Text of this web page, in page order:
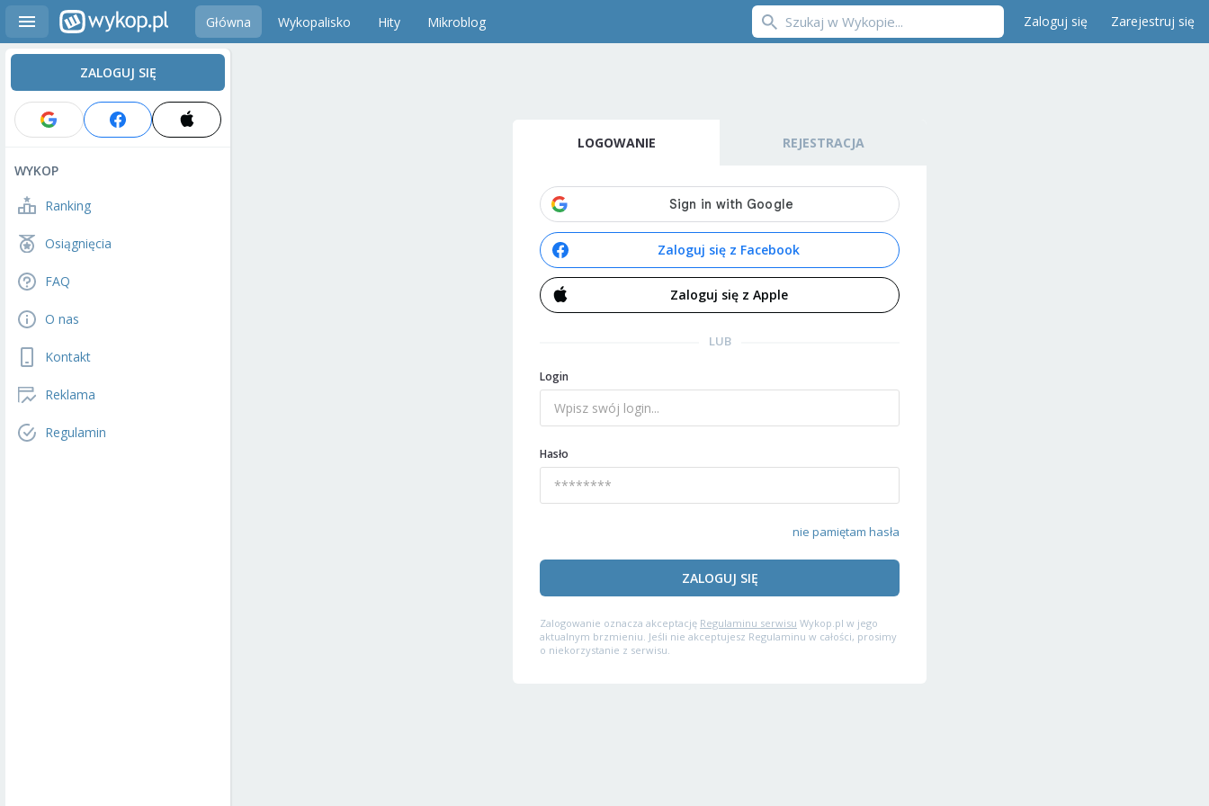
Główna Wykopalisko Hity Mikroblog Zaloguj się Zarejestruj się
ZALOGUJ SIĘ
WYKOP
Ranking
Osiągnięcia
FAQ
O nas
Kontakt
Reklama
Regulamin
LOGOWANIE REJESTRACJA
Zaloguj się z Facebook
Zaloguj się z Apple
LUB
Login
Hasło
nie pamiętam hasła
ZALOGUJ SIĘ
Zalogowanie oznacza akceptację Regulaminu serwisu Wykop.pl w jego
aktualnym brzmieniu. Jeśli nie akceptujesz Regulaminu w całości, prosimy
o niekorzystanie z serwisu.